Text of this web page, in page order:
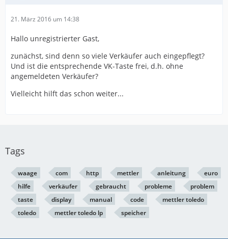
21. März 2016 um 14:38
Hallo unregistrierter Gast,
zunächst, sind denn so viele Verkäufer auch eingepflegt?
Und ist die entsprechende VK-Taste frei, d.h. ohne
angemeldeten Verkäufer?
Vielleicht hilft das schon weiter...
Tags
waage com http mettler anleitung
euro
hilfe
verkäufer gebraucht probleme
problem
taste
display manual code
mettler toledo
toledo
mettler toledo lp speicher